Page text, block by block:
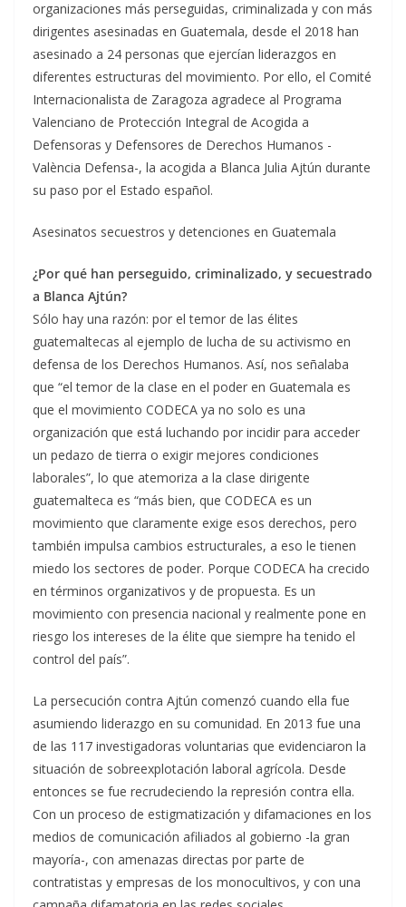
organizaciones más perseguidas, criminalizada y con más
dirigentes asesinadas en Guatemala, desde el 2018 han
asesinado a 24 personas que ejercían liderazgos en
diferentes estructuras del movimiento. Por ello, el Comité
Internacionalista de Zaragoza agradece al Programa
Valenciano de Protección Integral de Acogida a
Defensoras y Defensores de Derechos Humanos -
València Defensa-, la acogida a Blanca Julia Ajtún durante
su paso por el Estado español.
Asesinatos secuestros y detenciones en Guatemala
¿Por qué han perseguido, criminalizado, y secuestrado
a Blanca Ajtún?
Sólo hay una razón: por el temor de las élites
guatemaltecas al ejemplo de lucha de su activismo en
defensa de los Derechos Humanos. Así, nos señalaba
que “el temor de la clase en el poder en Guatemala es
que el movimiento CODECA ya no solo es una
organización que está luchando por incidir para acceder
un pedazo de tierra o exigir mejores condiciones
laborales”, lo que atemoriza a la clase dirigente
guatemalteca es “más bien, que CODECA es un
movimiento que claramente exige esos derechos, pero
también impulsa cambios estructurales, a eso le tienen
miedo los sectores de poder. Porque CODECA ha crecido
en términos organizativos y de propuesta. Es un
movimiento con presencia nacional y realmente pone en
riesgo los intereses de la élite que siempre ha tenido el
control del país”.
La persecución contra Ajtún comenzó cuando ella fue
asumiendo liderazgo en su comunidad. En 2013 fue una
de las 117 investigadoras voluntarias que evidenciaron la
situación de sobreexplotación laboral agrícola. Desde
entonces se fue recrudeciendo la represión contra ella.
Con un proceso de estigmatización y difamaciones en los
medios de comunicación afiliados al gobierno -la gran
mayoría-, con amenazas directas por parte de
contratistas y empresas de los monocultivos, y con una